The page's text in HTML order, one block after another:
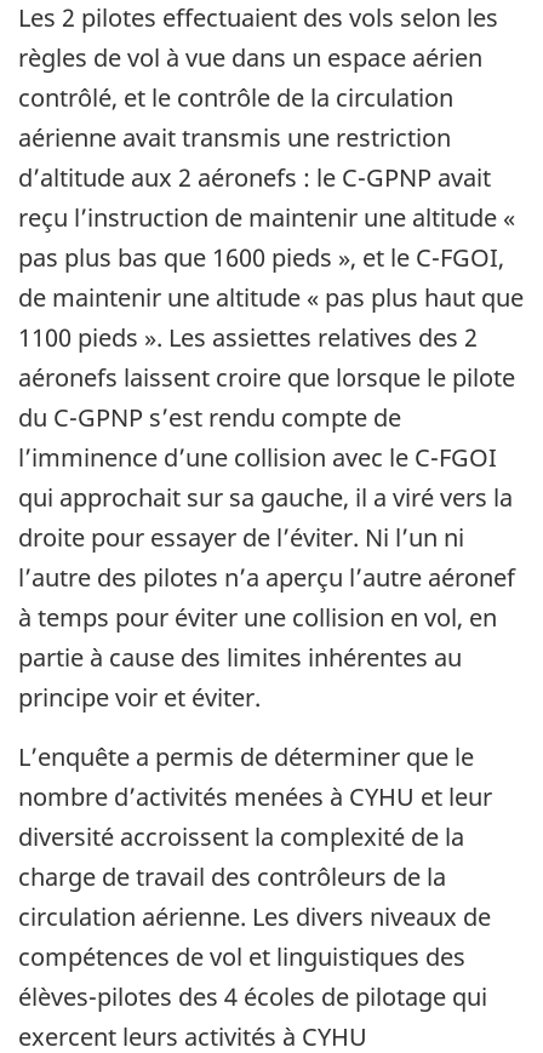
Les 2 pilotes effectuaient des vols selon les
règles de vol à vue dans un espace aérien
contrôlé, et le contrôle de la circulation
aérienne avait transmis une restriction
d’altitude aux 2 aéronefs : le C-GPNP avait
reçu l’instruction de maintenir une altitude «
pas plus bas que 1600 pieds », et le C-FGOI,
de maintenir une altitude « pas plus haut que
1100 pieds ». Les assiettes relatives des 2
aéronefs laissent croire que lorsque le pilote
du C-GPNP s’est rendu compte de
l’imminence d’une collision avec le C-FGOI
qui approchait sur sa gauche, il a viré vers la
droite pour essayer de l’éviter. Ni l’un ni
l’autre des pilotes n’a aperçu l’autre aéronef
à temps pour éviter une collision en vol, en
partie à cause des limites inhérentes au
principe voir et éviter.
L’enquête a permis de déterminer que le
nombre d’activités menées à CYHU et leur
diversité accroissent la complexité de la
charge de travail des contrôleurs de la
circulation aérienne. Les divers niveaux de
compétences de vol et linguistiques des
élèves-pilotes des 4 écoles de pilotage qui
exercent leurs activités à CYHU